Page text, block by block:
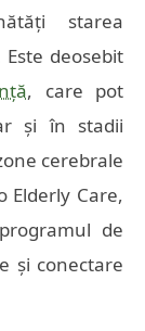
starea
deosebit
, care pot
și în stadii
cerebrale
Elderly Care,
de
și conectare